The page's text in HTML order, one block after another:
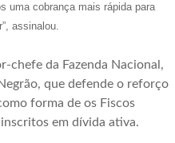
uma cobrança mais rápida para
assinalou.
chefe da Fazenda Nacional,
que defende o reforço
forma de os Fiscos
em dívida ativa.